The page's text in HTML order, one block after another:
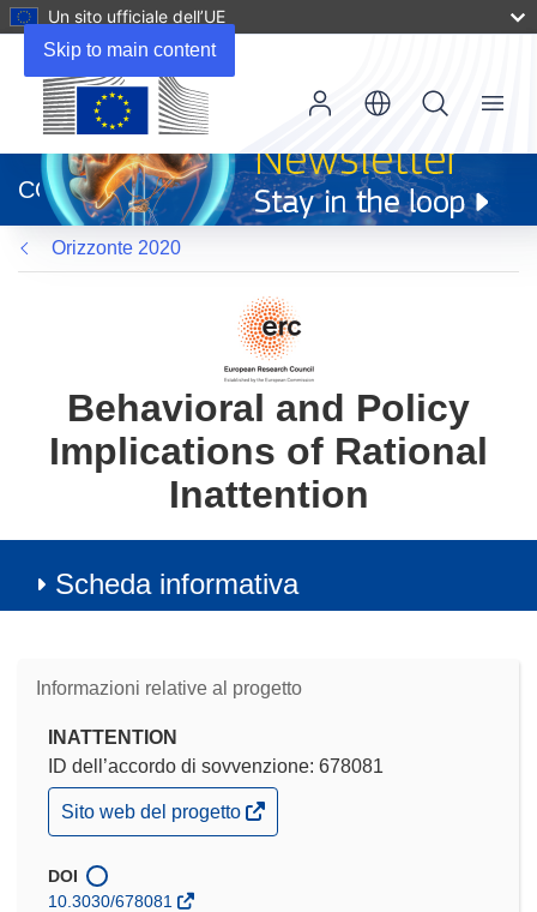
Skip to main content
Un sito ufficiale dell’UE
apre
in
una
nuova
finestra)
CORDIS
Menu
Orizzonte 2020
Behavioral and Policy
Implications of Rational
Inattention
Scheda informativa
Informazioni relative al progetto
INATTENTION
ID dell’accordo di sovvenzione: 678081
(si
apre
una
nuova
Sito web del progetto
DOI
10.3030/678081